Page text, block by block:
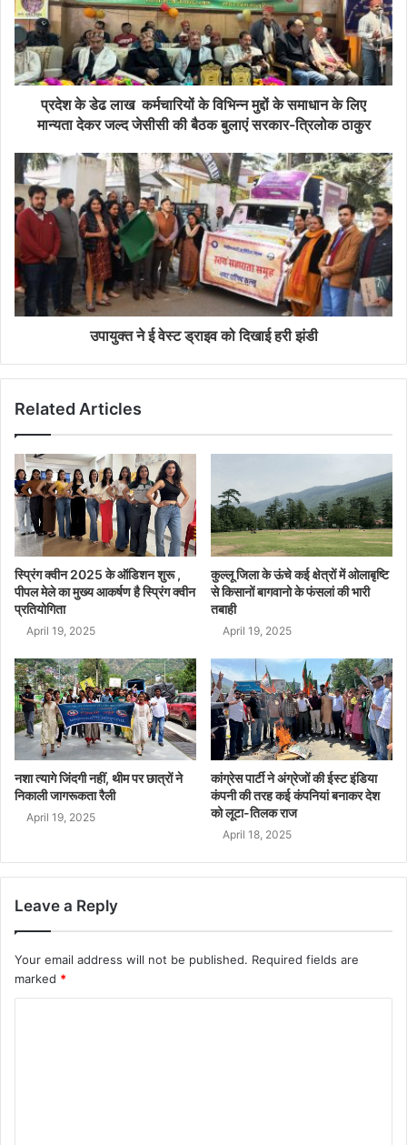
प्रदेश के डेढ लाख कर्मचारियों के विभिन्न मुद्दों के समाधान के लिए
मान्यता देकर जल्द जेसीसी की बैठक बुलाएं सरकार-त्रिलोक ठाकुर
उपायुक्त ने ई वेस्ट ड्राइव को दिखाई हरी झंडी
Related Articles
स्प्रिंग क्वीन 2025 के ऑडिशन शुरू ,
पीपल मेले का मुख्य आकर्षण है स्प्रिंग क्वीन
प्रतियोगिता
April 19, 2025
कुल्लू जिला के ऊंचे कई क्षेत्रों में ओलाबृष्टि
से किसानों बागवानो के फंसलां की भारी
तबाही
April 19, 2025
नशा त्यागे जिंदगी नहीं, थीम पर छात्रों ने
निकाली जागरूकता रैली
April 19, 2025
कांग्रेस पार्टी ने अंग्रेजों की ईस्ट इंडिया
कंपनी की तरह कई कंपनियां बनाकर देश
को लूटा-तिलक राज
April 18, 2025
Leave a Reply
Your email address will not be published. Required fields are
marked *